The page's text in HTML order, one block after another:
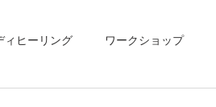
ィヒーリング ワークショップ